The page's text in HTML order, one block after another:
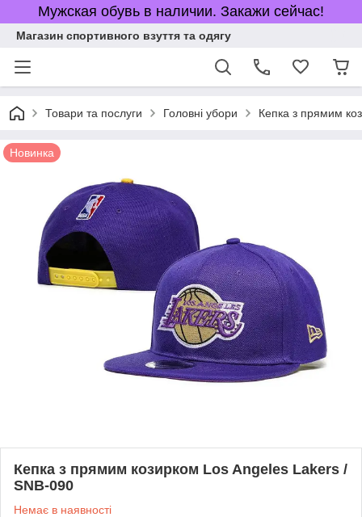
Мужская обувь в наличии. Закажи сейчас!
Магазин спортивного взуття та одягу
Товари та послуги Головні убори Кепка з прямим
Новинка
Кепка з прямим козирком Los Angeles Lakers /
SNB-090
Немає в наявності